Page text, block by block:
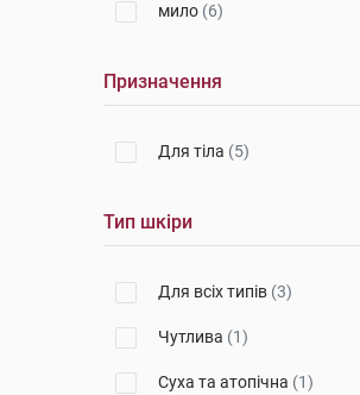
мило (6)
Призначення
Для тіла (5)
Тип шкіри
Для всіх типів (3)
Чутлива (1)
Суха та атопічна (1)